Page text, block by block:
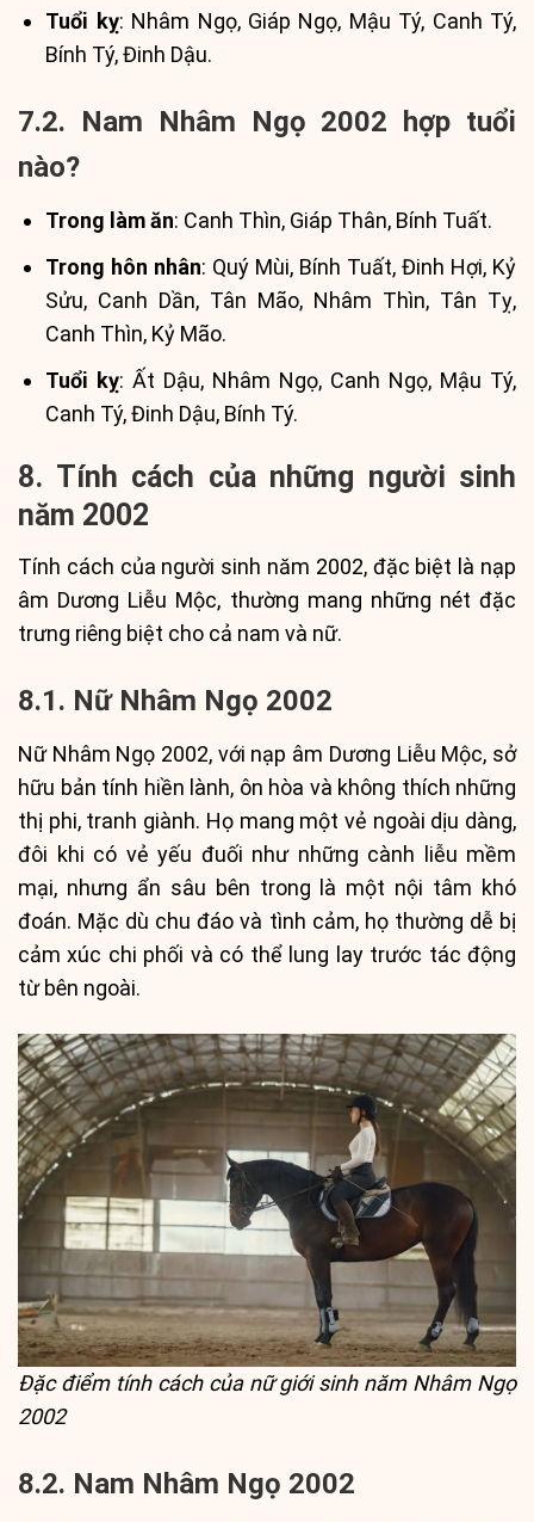
Tuổi kỵ: Nhâm Ngọ, Giáp Ngọ, Mậu Tý, Canh Tý,
Bính Tý, Đinh Dậu.
7.2. Nam Nhâm Ngọ 2002 hợp tuổi
nào?
Trong làm ăn: Canh Thìn, Giáp Thân, Bính Tuất.
Trong hôn nhân: Quý Mùi, Bính Tuất, Đinh Hợi, Kỷ
Sửu, Canh Dần, Tân Mão, Nhâm Thìn, Tân Tỵ,
Canh Thìn, Kỷ Mão.
Tuổi kỵ: Ất Dậu, Nhâm Ngọ, Canh Ngọ, Mậu Tý,
Canh Tý, Đinh Dậu, Bính Tý.
8. Tính cách của những người sinh
năm 2002
Tính cách của người sinh năm 2002, đặc biệt là nạp
âm Dương Liễu Mộc, thường mang những nét đặc
trưng riêng biệt cho cả nam và nữ.
8.1. Nữ Nhâm Ngọ 2002
Nữ Nhâm Ngọ 2002, với nạp âm Dương Liễu Mộc, sở
hữu bản tính hiền lành, ôn hòa và không thích những
thị phi, tranh giành. Họ mang một vẻ ngoài dịu dàng,
đôi khi có vẻ yếu đuối như những cành liễu mềm
mại, nhưng ẩn sâu bên trong là một nội tâm khó
đoán. Mặc dù chu đáo và tình cảm, họ thường dễ bị
cảm xúc chi phối và có thể lung lay trước tác động
từ bên ngoài.
Đặc điểm tính cách của nữ giới sinh năm Nhâm Ngọ
2002
8.2. Nam Nhâm Ngọ 2002